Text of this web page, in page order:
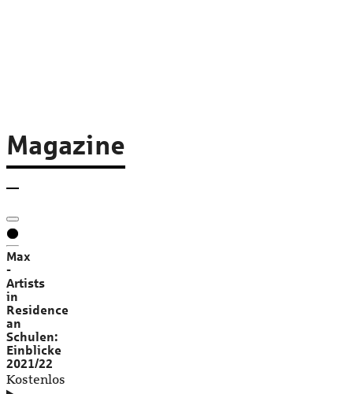
Magazine
Max
-
Artists
in
Residence
an
Schulen:
Einblicke
2021/22
Kostenlos